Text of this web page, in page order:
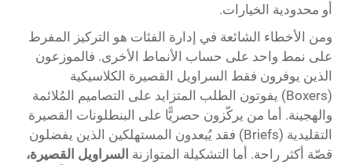
أو محدودية الخيارات.
ومن الأخطاء الشائعة في إدارة الفئات هو التركيز المفرط
على نمط واحد على حساب الأنماط الأخرى. فالموزعون
الذين يوفرون فقط السراويل القصيرة الكلاسيكية
(Boxers) يفوتون الطلب المتزايد على التصاميم المُلائمة
والهجينة. أما من يركّزون حصريًّا على البنطلونات القصيرة
التقليدية (Briefs) فقد يُبعدون المستهلكين الذين يفضلون
قصّة أكثر راحة. أما التشكيلة المتوازنة السراويل القصيرة،